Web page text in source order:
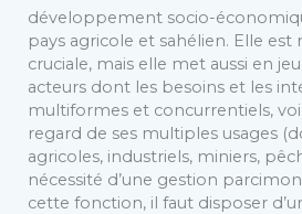
développement socio-
pays agricole et sahélien. Elle
cruciale, mais elle met aussi en
acteurs dont les besoins et les
multiformes et concurrentiels,
regard de ses multiples usages
agricoles, industriels, miniers,
nécessité d’une gestion
cette fonction, il faut disposer